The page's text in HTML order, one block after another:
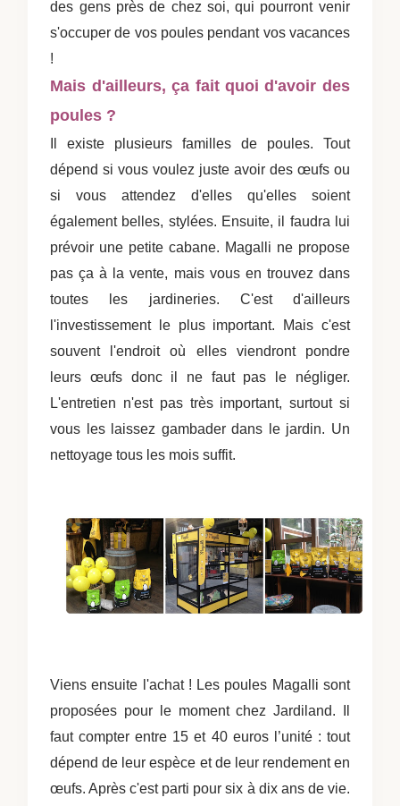
des gens près de chez soi, qui pourront venir
s'occuper de vos poules pendant vos vacances
!
Mais d'ailleurs, ça fait quoi d'avoir des
poules ?
Il existe plusieurs familles de poules. Tout
dépend si vous voulez juste avoir des œufs ou
si vous attendez d'elles qu'elles soient
également belles, stylées. Ensuite, il faudra lui
prévoir une petite cabane. Magalli ne propose
pas ça à la vente, mais vous en trouvez dans
toutes les jardineries. C'est d'ailleurs
l'investissement le plus important. Mais c'est
souvent l'endroit où elles viendront pondre
leurs œufs donc il ne faut pas le négliger.
L'entretien n'est pas très important, surtout si
vous les laissez gambader dans le jardin. Un
nettoyage tous les mois suffit.
Viens ensuite l'achat ! Les poules Magalli sont
proposées pour le moment chez Jardiland. Il
faut compter entre 15 et 40 euros l’unité : tout
dépend de leur espèce et de leur rendement en
œufs. Après c'est parti pour six à dix ans de vie.